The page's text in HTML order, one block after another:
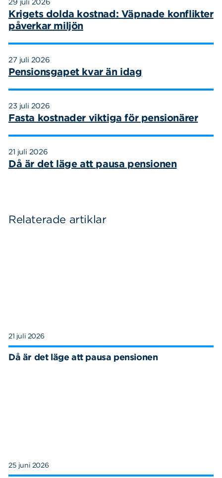
29 juli 2026
Krigets dolda kostnad: Väpnade konflikter
påverkar miljön
27 juli 2026
Pensionsgapet kvar än idag
23 juli 2026
Fasta kostnader viktiga för pensionärer
21 juli 2026
Då är det läge att pausa pensionen
Relaterade artiklar
21 juli 2026
Då är det läge att pausa pensionen
25 juni 2026
Sök på sidan:Sök
efter: